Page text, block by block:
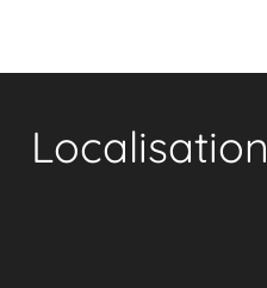
Localisation